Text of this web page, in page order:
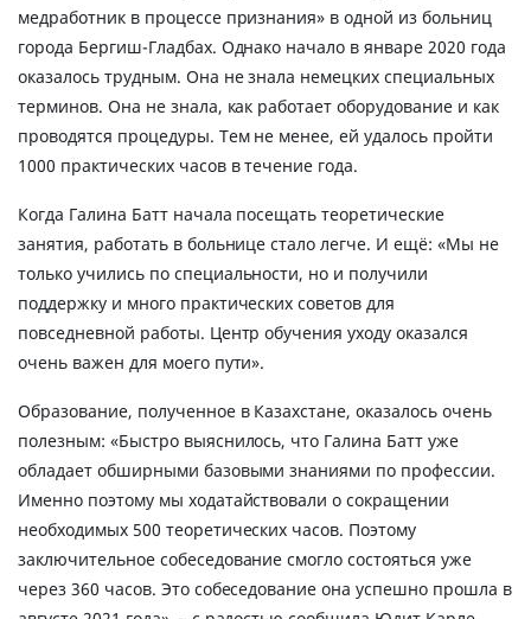
медработник в процессе признания» в одной из больниц
города Бергиш-Гладбах. Однако начало в январе 2020 года
оказалось трудным. Она не знала немецких специальных
терминов. Она не знала, как работает оборудование и как
проводятся процедуры. Тем не менее, ей удалось пройти
1000 практических часов в течение года.
Когда Галина Батт начала посещать теоретические
занятия, работать в больнице стало легче. И ещё: «Мы не
только учились по специальности, но и получили
поддержку и много практических советов для
повседневной работы. Центр обучения уходу оказался
очень важен для моего пути».
Образование, полученное в Казахстане, оказалось очень
полезным: «Быстро выяснилось, что Галина Батт уже
обладает обширными базовыми знаниями по профессии.
Именно поэтому мы ходатайствовали о сокращении
необходимых 500 теоретических часов. Поэтому
заключительное собеседование смогло состояться уже
через 360 часов. Это собеседование она успешно прошла в